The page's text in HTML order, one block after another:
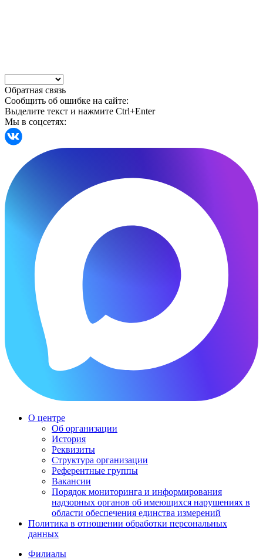
Обратная связь
Сообщить об ошибке на сайте:
Выделите текст и нажмите Ctrl+Enter
Мы в соцсетях:
О центре
Об организации
История
Реквизиты
Структура организации
Референтные группы
Вакансии
Порядок мониторинга и информирования
надзорных органов об имеющихся нарушениях в
области обеспечения единства измерений
Политика в отношении обработки персональных
данных
Филиалы